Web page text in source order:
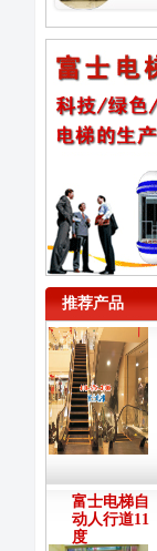
推荐产品
富士电梯自
动人行道11
度